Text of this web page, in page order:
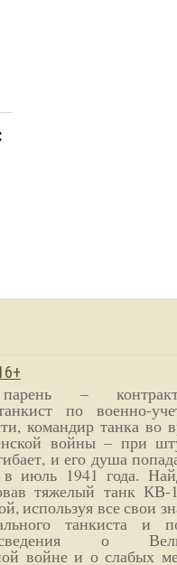
–
по военно-
командир танка во
войны – при
и его душа
в июль 1941 года.
тяжелый танк
используя все свои
танкиста и
о
войне и о слабых